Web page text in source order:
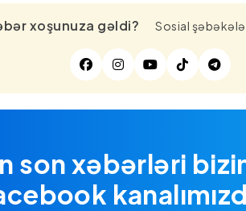
xoşunuza gəldi? Sosial
son xəbərləri